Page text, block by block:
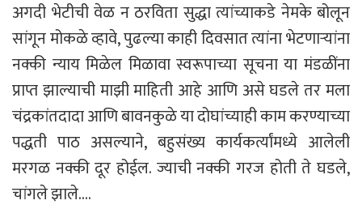
अगदी भेटीची वेळ न ठरविता सुद्धा त्यांच्याकडे नेमके बोलून
सांगून मोकळे व्हावे, पुढल्या काही दिवसात त्यांना भेटणाऱ्यांना
नक्की न्याय मिळेल मिळावा स्वरूपाच्या सूचना या मंडळींना
प्राप्त झाल्याची माझी माहिती आहे आणि असे घडले तर मला
चंद्रकांतदादा आणि बावनकुळे या दोघांच्याही काम करण्याच्या
पद्धती पाठ असल्याने, बहुसंख्य कार्यकर्त्यांमध्ये आलेली
मरगळ नक्की दूर होईल. ज्याची नक्की गरज होती ते घडले,
चांगले झाले….